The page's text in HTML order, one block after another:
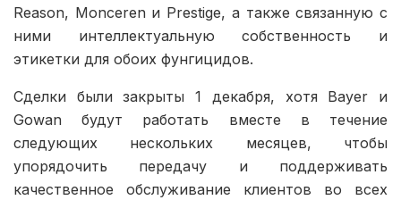
Reason, Monceren и Prestige, а также связанную с
ними интеллектуальную собственность и
этикетки для обоих фунгицидов.
Сделки были закрыты 1 декабря, хотя Bayer и
Gowan будут работать вместе в течение
следующих нескольких месяцев, чтобы
упорядочить передачу и поддерживать
качественное обслуживание клиентов во всех